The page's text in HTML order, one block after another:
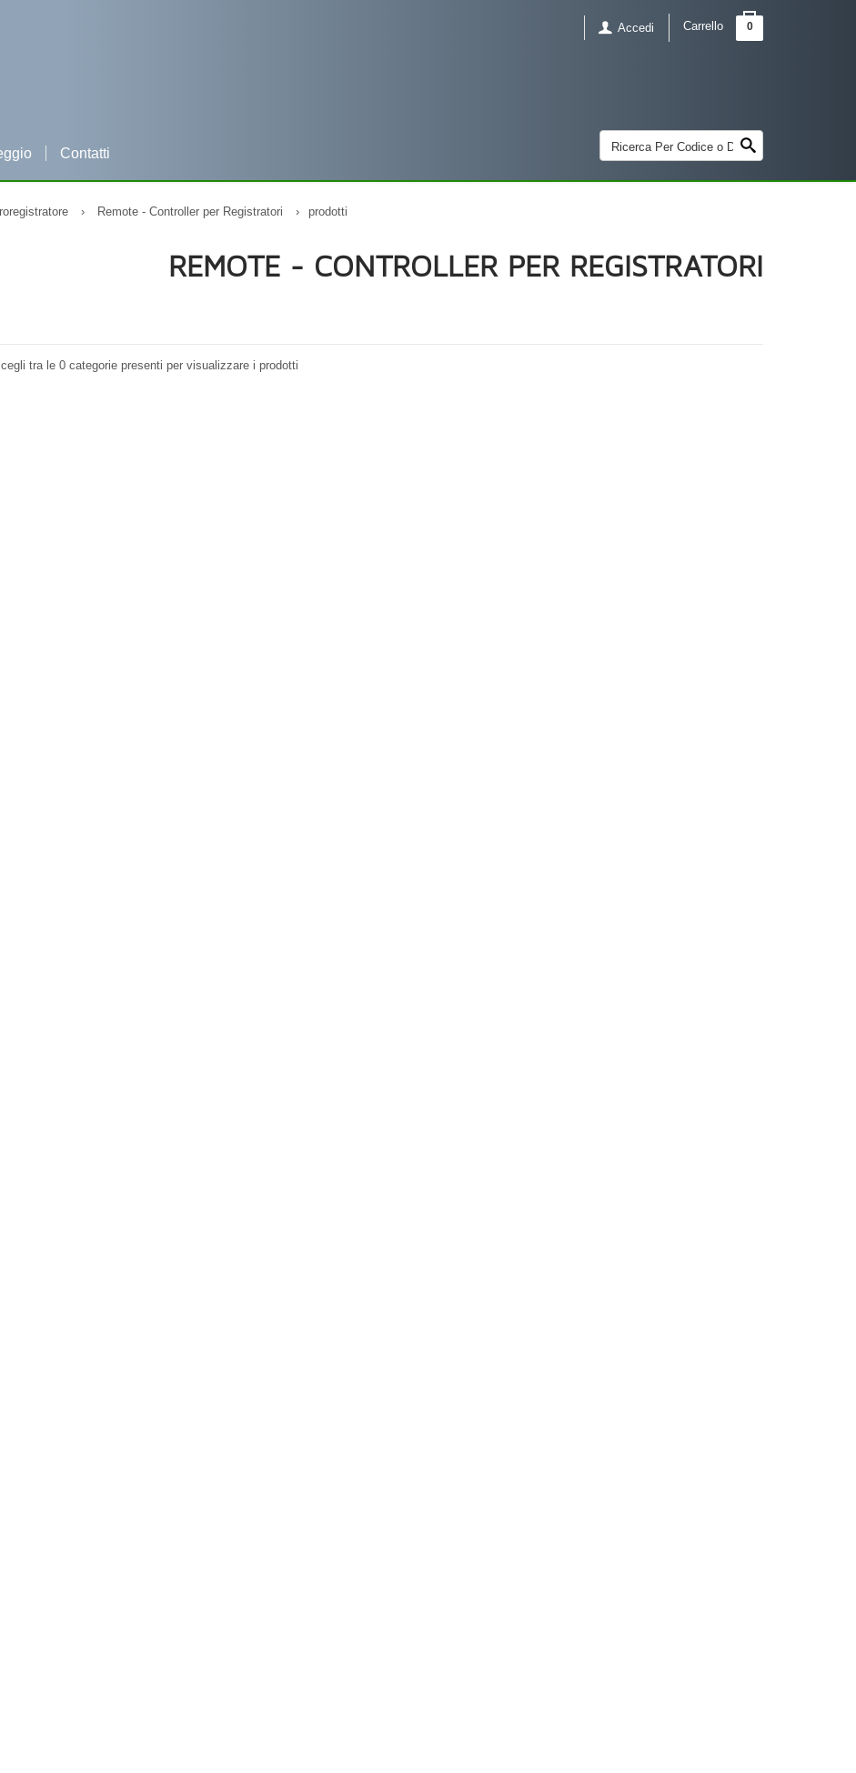
Accedi Carrello 0
Contatti
Per qualsiasi informazione clicca e contattaci su WHATSAPP
› Remote - Controller per Registratori › prodotti
REMOTE - CONTROLLER PER REGISTRATORI
tra le 0 categorie presenti per visualizzare i prodotti